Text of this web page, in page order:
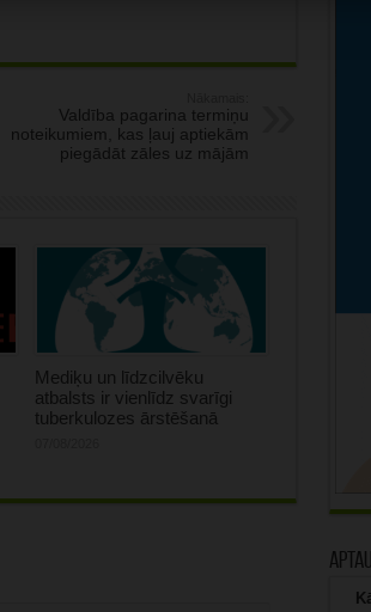
Valdība pagarina termiņu
noteikumiem, kas ļauj aptiekām
piegādāt zāles uz mājām
Mediķu un līdzcilvēku
atbalsts ir vienlīdz svarīgi
tuberkulozes ārstēšanā